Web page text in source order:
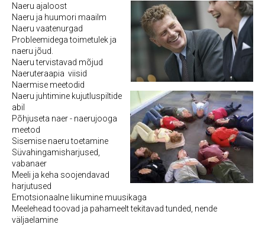
Naeru ajaloost
Naeru ja huumori maailm
Naeru vaatenurgad
Probleemidega toimetulek ja
naeru jõud.
Naeru tervistavad mõjud
Naeruteraapia viisid
Naermise meetodid
Naeru juhtimine kujutluspiltide
abil
Põhjuseta naer - naerujooga
meetod
Sisemise naeru toetamine
Süvahingamisharjused,
vabanaer
Meeli ja keha soojendavad
harjutused
Emotsionaalne liikumine muusikaga
Meelehead toovad ja pahameelt tekitavad tunded, nende
väljaelamine